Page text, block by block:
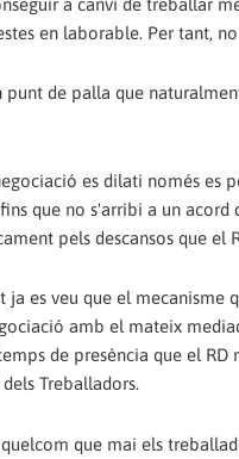
en laborable. Per tant,
punt de palla que
es dilati només es
que no s'arribi a un
pels descansos que
ja es veu que el
amb el mateix
de presència que el
Treballadors.
que mai els